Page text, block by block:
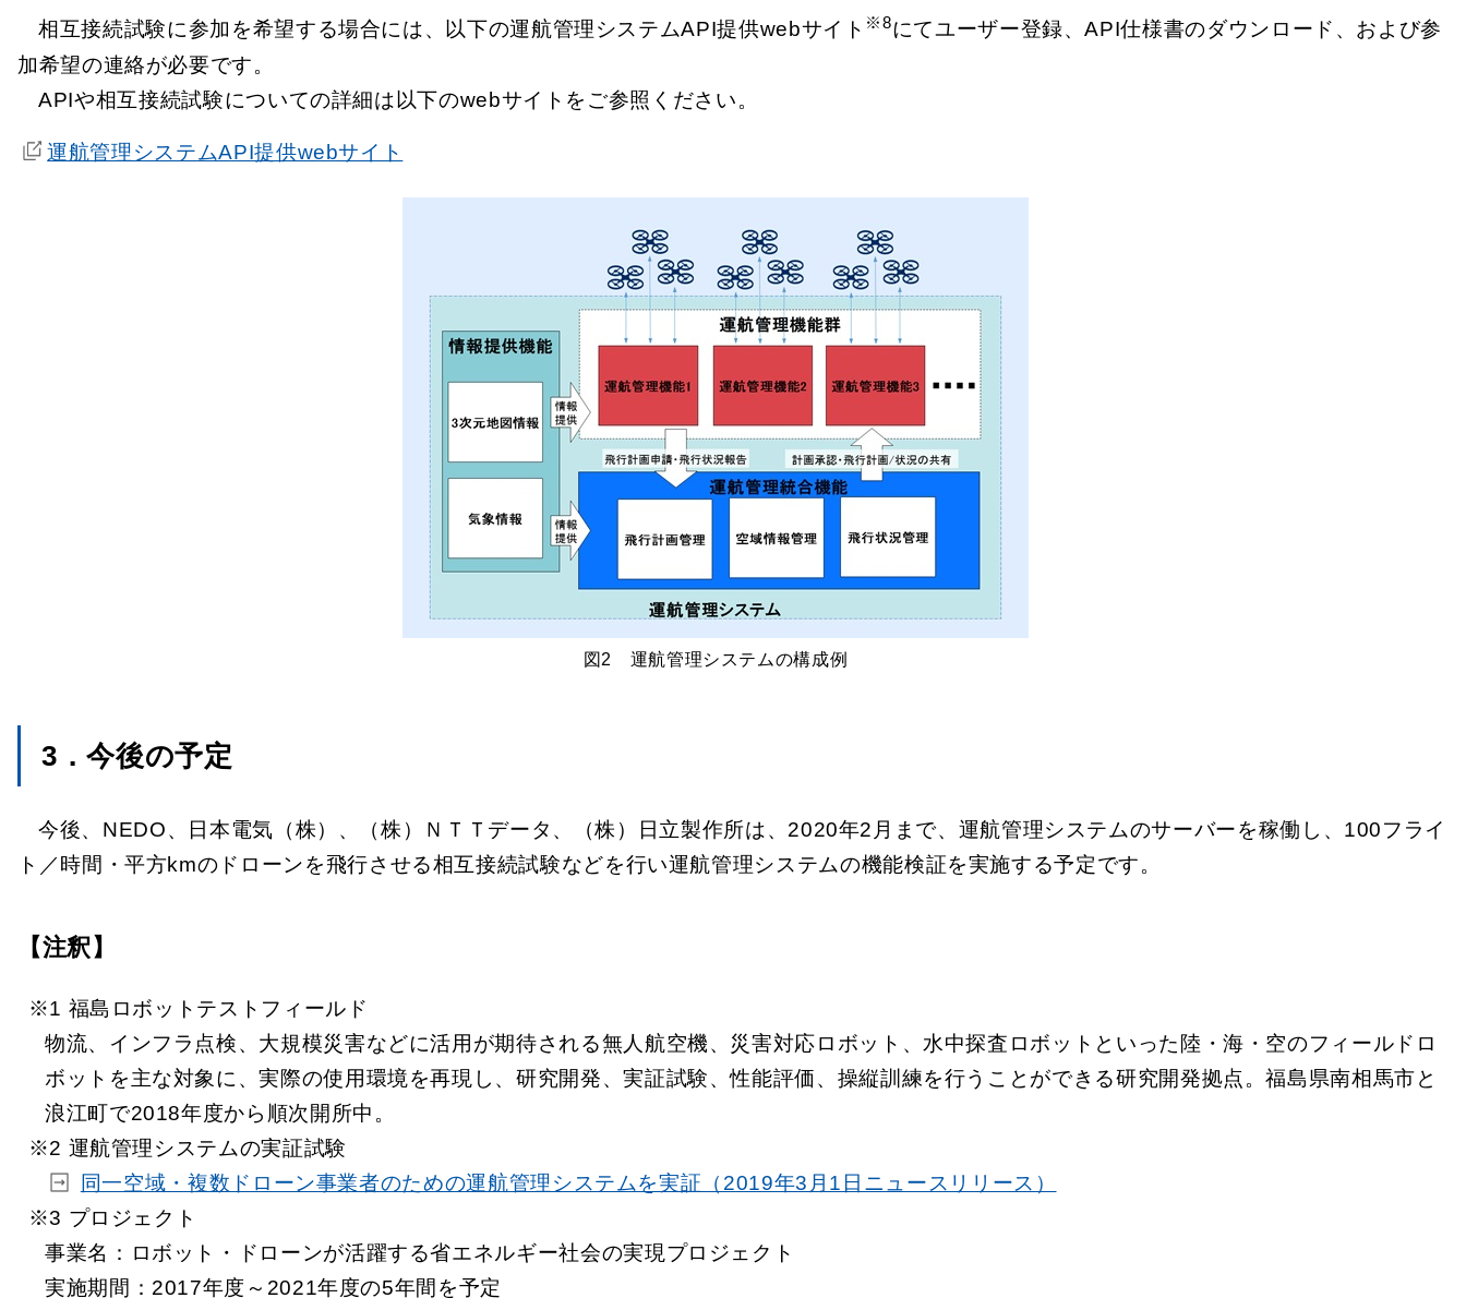
相互接続試験に参加を希望する場合には、以下の運航管理システムAPI提供webサイト ※8にてユーザー登録、API仕様書のダウンロード、および参
加希望の連絡が必要です。
APIや相互接続試験についての詳細は以下のwebサイトをご参照ください。
運航管理システムAPI提供webサイト
図2 運航管理システムの構成例
3．今後の予定
今後、NEDO、日本電気（株）、（株）ＮＴＴデータ、（株）日立製作所は、2020年2月まで、運航管理システムのサーバーを稼働し、100フライ
ト／時間・平方kmのドローンを飛行させる相互接続試験などを行い運航管理システムの機能検証を実施する予定です。
【注釈】
※1 福島ロボットテストフィールド
物流、インフラ点検、大規模災害などに活用が期待される無人航空機、災害対応ロボット、水中探査ロボットといった陸・海・空のフィールドロ
ボットを主な対象に、実際の使用環境を再現し、研究開発、実証試験、性能評価、操縦訓練を行うことができる研究開発拠点。福島県南相馬市と
浪江町で2018年度から順次開所中。
※2 運航管理システムの実証試験
同一空域・複数ドローン事業者のための運航管理システムを実証（2019年3月1日ニュースリリース）
※3 プロジェクト
事業名：ロボット・ドローンが活躍する省エネルギー社会の実現プロジェクト
実施期間：2017年度～2021年度の5年間を予定